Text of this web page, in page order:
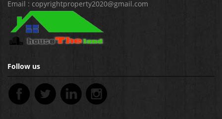
Email : copyrightproperty2020@gmail.com
Follow us